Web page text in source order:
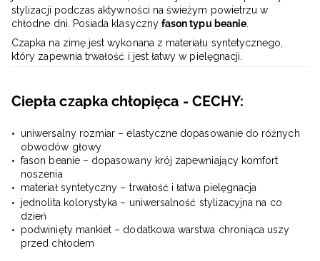
stylizacji podczas aktywności na świeżym powietrzu w
chłodne dni. Posiada klasyczny fason typu beanie.
Czapka na zimę jest wykonana z materiału syntetycznego,
który zapewnia trwałość i jest łatwy w pielęgnacji.
Ciepła czapka chłopięca - CECHY:
uniwersalny rozmiar – elastyczne dopasowanie do różnych
obwodów głowy
fason beanie – dopasowany krój zapewniający komfort
noszenia
materiał syntetyczny – trwałość i łatwa pielęgnacja
jednolita kolorystyka – uniwersalność stylizacyjna na co
dzień
podwinięty mankiet – dodatkowa warstwa chroniąca uszy
przed chłodem